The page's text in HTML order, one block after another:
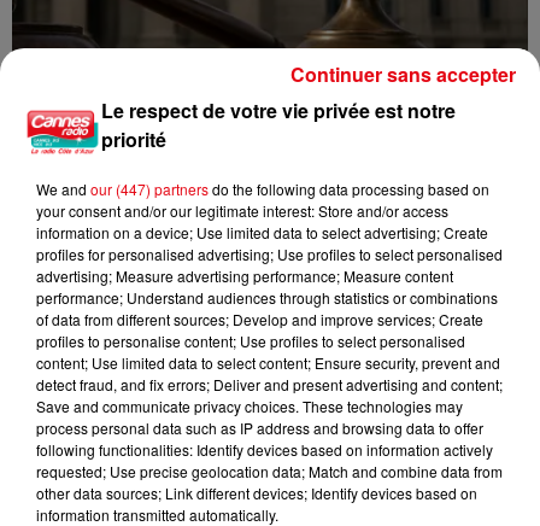
prison...
Le respect de votre vie privée est notre
priorité
We and our (447) partnersdo the following data processing based on
your consent and/or our legitimate interest: Store and/or access
information on a device; Use limited data to select advertising; Create
profiles for personalised advertising; Use profiles to select personalised
advertising; Measure advertising performance; Measure content
performance; Understand audiences through statistics or combinations
of data from different sources; Develop and improve services; Create
profiles to personalise content; Use profiles to select personalised
content; Use limited data to select content; Ensure security, prevent and
detect fraud, and fix errors; Deliver and present advertising and content;
Save and communicate privacy choices. These technologies may
process personal data such as IP address and browsing data to offer
following functionalities: Identify devices based on information actively
requested; Use precise geolocation data; Match and combine data from
other data sources; Link different devices; Identify devices based on
information transmitted automatically.
Continuer sans accepter